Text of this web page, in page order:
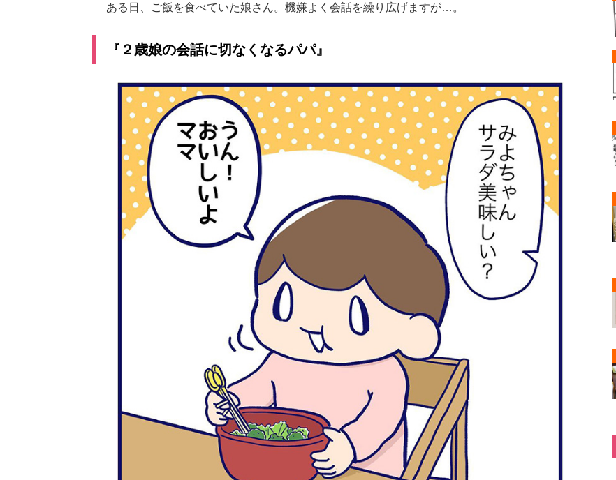
ある日、ご飯を食べていた娘さん。機嫌よく会話を繰り広げますが…。
『２歳娘の会話に切なくなるパパ』